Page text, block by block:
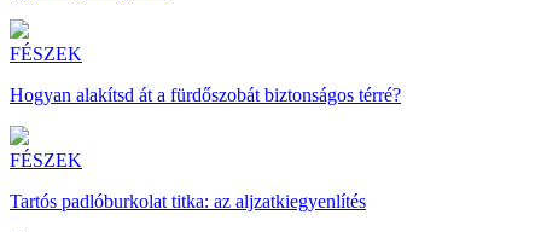
FÉSZEK
Hogyan alakítsd át a fürdőszobát biztonságos térré?
FÉSZEK
Tartós padlóburkolat titka: az aljzatkiegyenlítés